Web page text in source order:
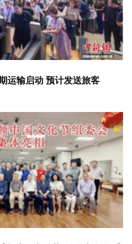
运输启动 预计发送旅客